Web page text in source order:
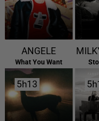
ANGELE
What You Want
5h13
5h13